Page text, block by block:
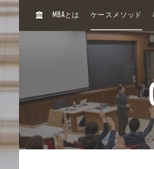
H
MBAとは ケースメソッド